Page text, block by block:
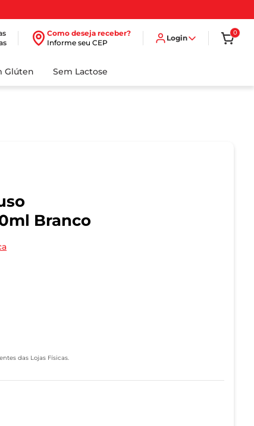
Como deseja receber?
Informe seu CEP
Login
0
Glúten Sem Lactose
Branco
das Lojas Físicas.